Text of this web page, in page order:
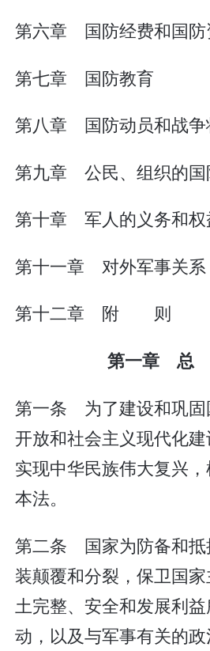
第六章 国防经费和国防
第七章 国防教育
第八章 国防动员和战争
第九章 公民、组织的国
第十章 军人的义务和权
第十一章 对外军事关系
第十二章 附 则
第一章
第一条 为了建设和巩固
开放和社会主义现代化建
实现中华民族伟大复兴
本法。
第二条 国家为防备和抵
装颠覆和分裂，保卫国
土完整、安全和发展利
动，以及与军事有关的